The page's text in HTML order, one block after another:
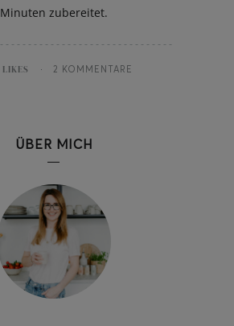
Minuten zubereitet.
LIKES 2 KOMMENTARE
ÜBER MICH